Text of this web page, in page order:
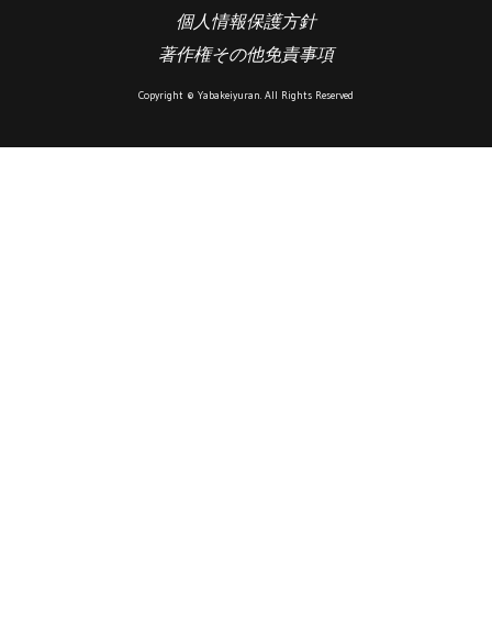
個人情報保護方針
著作権その他免責事項
Copyright © Yabakeiyuran. All Rights Reserved